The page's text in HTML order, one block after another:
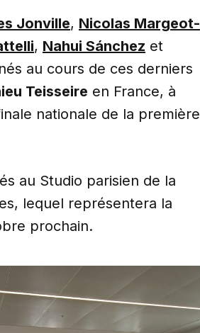
Jonville, Nicolas Margeot-
, Nahui Sánchez et
au cours de ces derniers
Teisseire en France, à
nationale de la première
au Studio parisien de la
lequel représentera la
prochain.